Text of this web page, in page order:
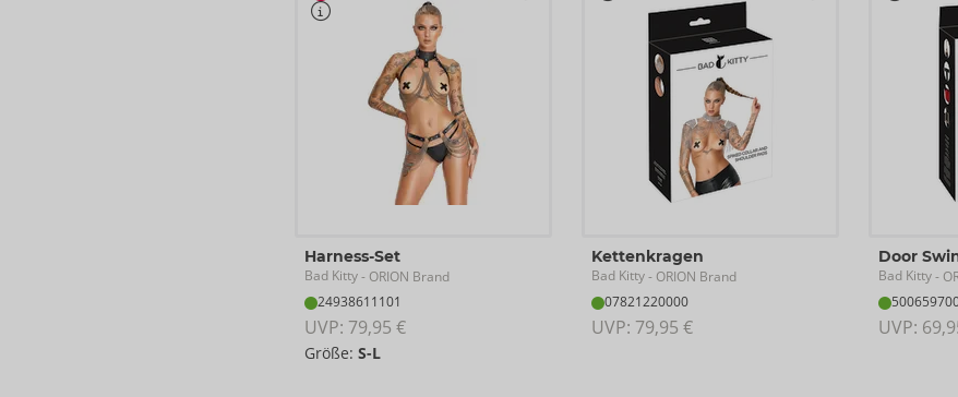
Harness-Set
Bad Kitty- ORION Brand
24938611101
UVP: 79,95 €
Größe: S-L
Kettenkragen
Bad Kitty- ORION Brand
07821220000
UVP: 79,95 €
Door
Bad Kitty-
UVP: